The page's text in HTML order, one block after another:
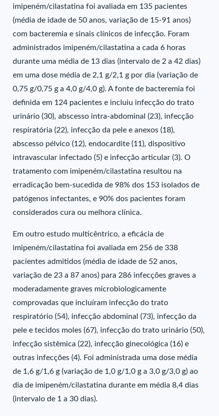
imipeném/cilastatina foi avaliada em 135 pacientes
(média de idade de 50 anos, variação de 15-91 anos)
com bacteremia e sinais clínicos de infecção. Foram
administrados imipeném/cilastatina a cada 6 horas
durante uma média de 13 dias (intervalo de 2 a 42 dias)
em uma dose média de 2,1 g/2,1 g por dia (variação de
0,75 g/0,75 g a 4,0 g/4,0 g). A fonte de bacteremia foi
definida em 124 pacientes e incluiu infecção do trato
urinário (30), abscesso intra-abdominal (23), infecção
respiratória (22), infecção da pele e anexos (18),
abscesso pélvico (12), endocardite (11), dispositivo
intravascular infectado (5) e infecção articular (3). O
tratamento com imipeném/cilastatina resultou na
erradicação bem-sucedida de 98% dos 153 isolados de
patógenos infectantes, e 90% dos pacientes foram
considerados cura ou melhora clínica.
Em outro estudo multicêntrico, a eficácia de
imipeném/cilastatina foi avaliada em 256 de 338
pacientes admitidos (média de idade de 52 anos,
variação de 23 a 87 anos) para 286 infecções graves a
moderadamente graves microbiologicamente
comprovadas que incluíram infecção do trato
respiratório (54), infecção abdominal (73), infecção da
pele e tecidos moles (67), infecção do trato urinário (50),
infecção sistêmica (22), infecção ginecológica (16) e
outras infecções (4). Foi administrada uma dose média
de 1,6 g/1,6 g (variação de 1,0 g/1,0 g a 3,0 g/3,0 g) ao
dia de imipeném/cilastatina durante em média 8,4 dias
(intervalo de 1 a 30 dias).